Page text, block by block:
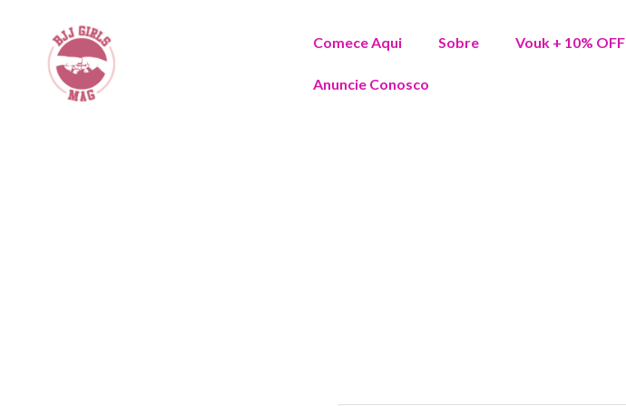
Comece Aqui Sobre Vouk + 10% OFF
Anuncie Conosco